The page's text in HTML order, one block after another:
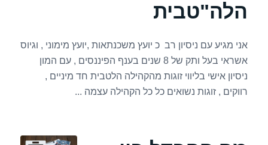
הלה"טבית
אני מגיע עם ניסיון רב כ יועץ משכנתאות ,יועץ מימוני , וגיוס
אשראי בעל ותק של 8 שנים בענף הפיננסים , עם המון
ניסיון אישי בליווי זוגות מהקהילה הלטבית חד מיניים ,
רווקים , זוגות נשואים כל כל הקהילה עצמה ...